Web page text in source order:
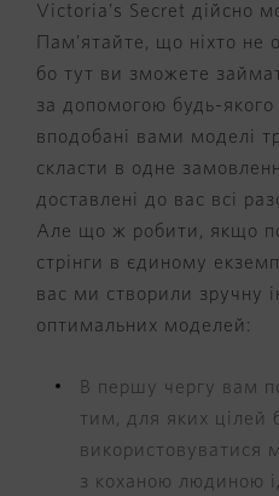
Victoria's Secret дійсно
Пам'ятайте, що ніхто не
бо тут ви зможете
за допомогою будь-якого
вподобані вами моделі
скласти в одне
доставлені до вас всі
Але що ж робити, якщо
стрінги в єдиному
вас ми створили зручну
оптимальних моделей:
В першу чергу вам
тим, для яких цілей
використовуватися
з коханою людиною